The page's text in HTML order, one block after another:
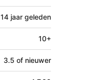
14 jaar geleden
10+
3.5 of nieuwer